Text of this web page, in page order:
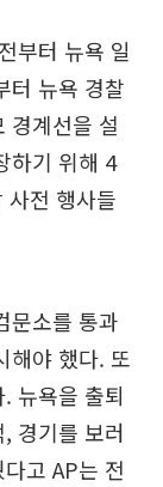
부터 뉴욕 일
터 뉴욕 경찰
경계선을 설
하기 위해 4
사전 행사들
문소를 통과
해야 했다. 또
뉴욕을 출퇴
경기를 보러
고 AP는 전